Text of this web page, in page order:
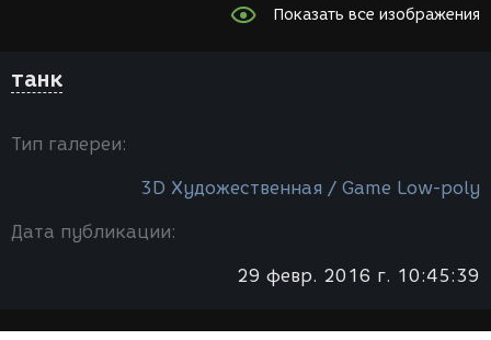
Показать все изображения
танк
Тип галереи:
3D Художественная / Game Low-poly
Дата публикации:
29 февр. 2016 г. 10:45:39